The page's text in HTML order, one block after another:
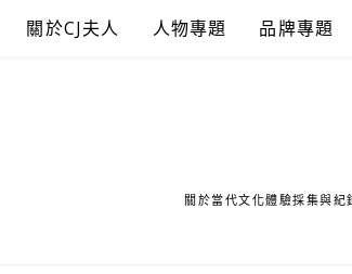
關於CJ夫人 人物專題 品牌專題
關於當代文化體驗採集與紀